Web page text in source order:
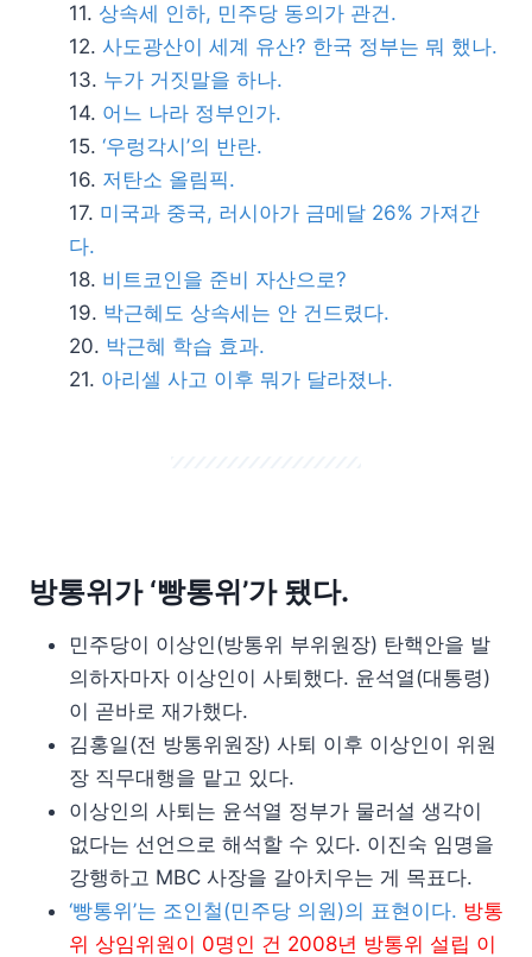
상속세 인하, 민주당 동의가 관건.
사도광산이 세계 유산? 한국 정부는 뭐 했나.
누가 거짓말을 하나.
어느 나라 정부인가.
‘우렁각시’의 반란.
저탄소 올림픽.
미국과 중국, 러시아가 금메달 26% 가져간
다.
비트코인을 준비 자산으로?
박근혜도 상속세는 안 건드렸다.
박근혜 학습 효과.
아리셀 사고 이후 뭐가 달라졌나.
방통위가 ‘빵통위’가 됐다.
민주당이 이상인(방통위 부위원장) 탄핵안을 발
의하자마자 이상인이 사퇴했다. 윤석열(대통령)
이 곧바로 재가했다.
김홍일(전 방통위원장) 사퇴 이후 이상인이 위원
장 직무대행을 맡고 있다.
이상인의 사퇴는 윤석열 정부가 물러설 생각이
없다는 선언으로 해석할 수 있다. 이진숙 임명을
강행하고 MBC 사장을 갈아치우는 게 목표다.
‘빵통위’는 조인철(민주당 의원)의 표현이다. 방통
위 상임위원이 0명인 건 2008년 방통위 설립 이